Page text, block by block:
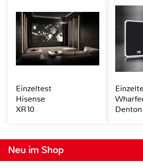
Neu im Shop
Einzeltest
Hisense
XR10